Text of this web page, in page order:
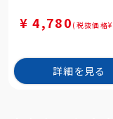
¥ 4,780 (税抜価格
詳細を見る